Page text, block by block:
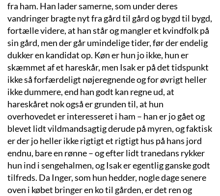
fra ham. Han lader samerne, som under deres
vandringer bragte nyt fra gård til gård og bygd til bygd,
fortælle videre, at han står og mangler et kvindfolk på
sin gård, men der går umindelige tider, før der endelig
dukker en kandidat op. Køn er hun jo ikke, hun er
skæmmet af et hareskår, men Isak er på det tidspunkt
ikke så forfærdeligt nøjeregnende og for øvrigt heller
ikke dummere, end han godt kan regne ud, at
hareskåret nok også er grunden til, at hun
overhovedet er interesseret i ham – han er jo gået og
blevet lidt vildmandsagtig derude på myren, og faktisk
er der jo heller ikke rigtigt et rigtigt hus på hans jord
endnu, bare en rønne – og efter lidt tranedans rykker
hun ind i sengehalmen, og Isak er egentlig ganske godt
tilfreds. Da Inger, som hun hedder, nogle dage senere
oven i købet bringer en ko til gården, er det ren og